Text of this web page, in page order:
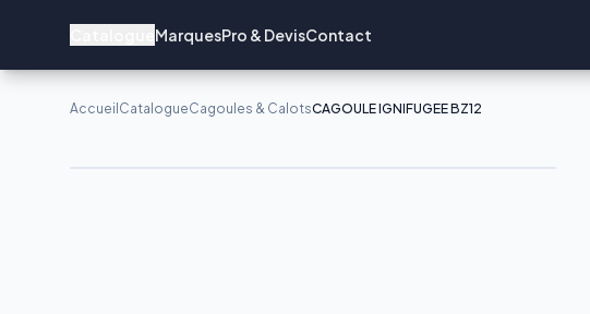
MarquesPro & DevisContact
Accueil CatalogueCagoules & CalotsCAGOULE IGNIFUGEE BZ12